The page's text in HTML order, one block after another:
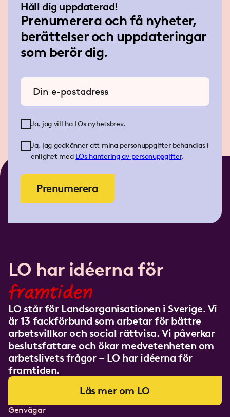
Håll dig uppdaterad!
Prenumerera och få nyheter,
berättelser och uppdateringar
som berör dig.
Ange din e-postadress
Ja, jag vill ha LOs nyhetsbrev.
Ja, jag godkänner att mina personuppgifter behandlas i
enlighet med LOs hantering av personuppgifter.
Prenumerera
LO har idéerna för
framtiden
LO står för Landsorganisationen i Sverige. Vi
är 13 fackförbund som arbetar för bättre
arbetsvillkor och social rättvisa. Vi påverkar
beslutsfattare och ökar medvetenheten om
arbetslivets frågor – LO har idéerna för
framtiden.
Läs mer om LO
Genvägar